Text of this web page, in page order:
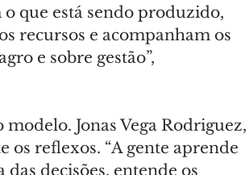
que está sendo produzido,
recursos e acompanham os
e sobre gestão”,
Jonas Vega Rodriguez,
os reflexos. “A gente aprende
decisões, entende os